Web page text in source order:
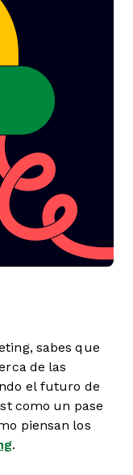
sabes que
de las
el futuro de
como un pase
piensan los
.